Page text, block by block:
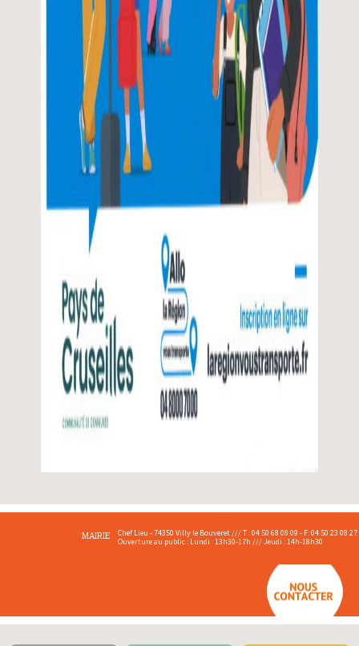
MAIRIE
Chef Lieu - 74350 Villy le Bouveret /// T : 04 50 68 08 09 - F: 04 50 23 08 27
Ouverture au public : Lundi : 13h30-17h /// Jeudi : 14h-18h30